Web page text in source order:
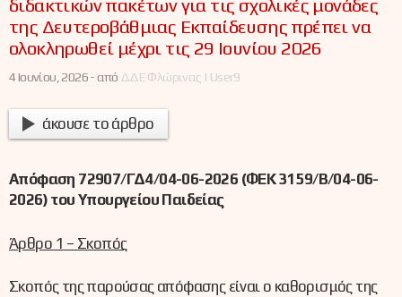
διδακτικών πακέτων για τις σχολικές μονάδες
της Δευτεροβάθμιας Εκπαίδευσης πρέπει να
ολοκληρωθεί μέχρι τις 29 Ιουνίου 2026
4 Ιουνίου, 2026 -από ΔΔΕ Φλώρινας | User9
άκουσε το άρθρο
Απόφαση 72907/ΓΔ4/04-06-2026 (ΦΕΚ 3159/Β/04-06-
2026) του Υπουργείου Παιδείας
Άρθρο 1 – Σκοπός
Σκοπός της παρούσας απόφασης είναι ο καθορισμός της